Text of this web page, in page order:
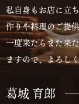
私自身もお店に立
作りや料理のご提
一度来たらまた来
ますので、よろし
葛城 育郎